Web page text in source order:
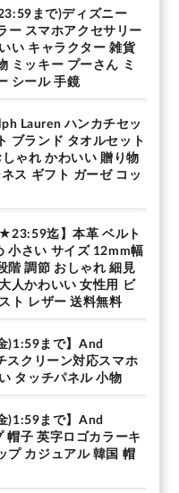
まで)ディズニー
ー スマホアクセサリー
い キャラクター 雑貨
ミッキー プーさん ミ
シール 手鏡
Lauren ハンカチセッ
ブランド タオルセット
ゃれ かわいい 贈り物
ス ギフト ガーゼ コッ
迄】本革 ベルト
小さい サイズ 12mm幅
階 調節 おしゃれ 細見
人かわいい 女性用 ビ
ト レザー 送料無料
)1:59まで】And
スクリーン対応スマホ
タッチパネル 小物
)1:59まで】And
帽子 英字ロゴカラーキ
プ カジュアル 韓国 帽